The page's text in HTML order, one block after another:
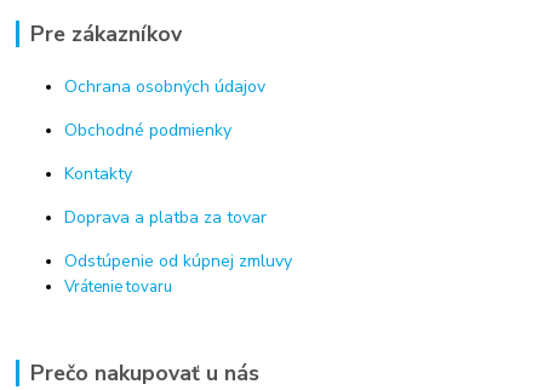
Pre zákazníkov
Ochrana osobných údajov
Obchodné podmienky
Kontakty
Doprava a platba za tovar
Odstúpenie od kúpnej zmluvy
Vrátenie tovaru
Prečo nakupovať u nás